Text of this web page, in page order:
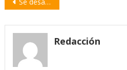
entradas
Redacción